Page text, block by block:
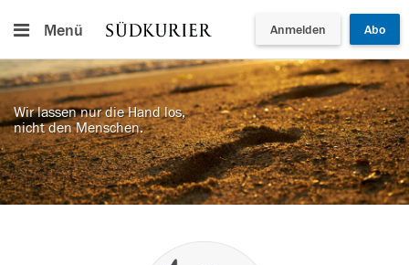
Menü Anmelden Abo
Wir lassen nur die Hand los,
nicht den Menschen.